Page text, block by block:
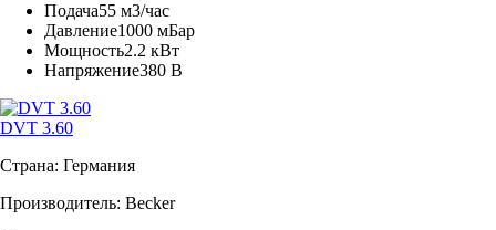
Подача55 м3/час
Давление1000 мБар
Мощность2.2 кВт
Напряжение380 В
DVT 3.60
Страна: Германия
Производитель: Becker